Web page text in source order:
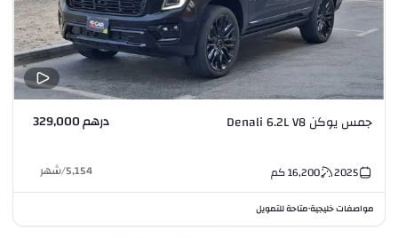
جمس يوكن Denali 6.2L V8 درهم 329,000
2025
16,200كم 5,154
/شهر
مواصفات خليجية•متاحة للتمويل